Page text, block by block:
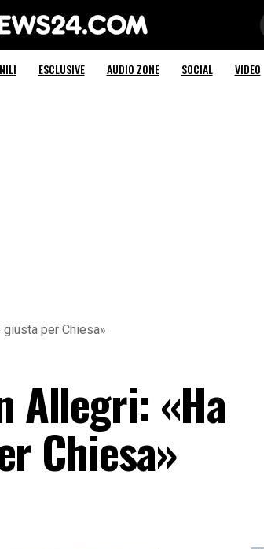
24
ESCLUSIVE AUDIO ZONE SOCIAL VIDEO
per Chiesa»
Allegri: «Ha
Chiesa»